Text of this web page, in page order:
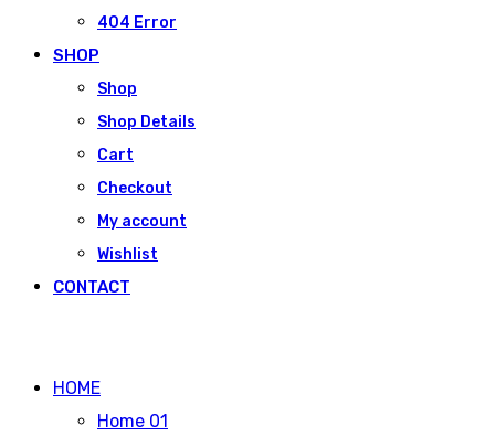
404 Error
SHOP
Shop
Shop Details
Cart
Checkout
My account
Wishlist
CONTACT
HOME
Home 01